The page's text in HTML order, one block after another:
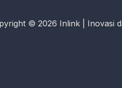
© 2026 Inlink | Inovasi